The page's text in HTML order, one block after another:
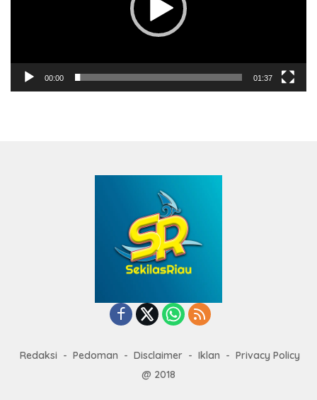
00:00 01:37
Redaksi Pedoman Disclaimer Iklan
Privacy Policy
@ 2018